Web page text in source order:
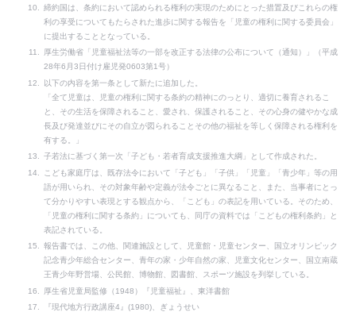
締約国は、条約において認められる権利の実現のためにとった措置及びこれらの権
利の享受についてもたらされた進歩に関する報告を「児童の権利に関する委員会」
に提出することとなっている。
厚生労働省「児童福祉法等の一部を改正する法律の公布について（通知）」（平成
28年6月3日付け雇児発0603第1号）
以下の内容を第一条として新たに追加した。
「全て児童は、児童の権利に関する条約の精神にのっとり、適切に養育されるこ
と、その生活を保障されること、愛され、保護されること、その心身の健やかな成
長及び発達並びにその自立が図られることその他の福祉を等しく保障される権利を
有する。」
子若法に基づく第一次「子ども・若者育成支援推進大綱」として作成された。
こども家庭庁は、既存法令において「子ども」「子供」「児童」「青少年」等の用
語が用いられ、その対象年齢や定義が法令ごとに異なること、また、当事者にとっ
て分かりやすい表現とする観点から、「こども」の表記を用いている。そのため、
「児童の権利に関する条約」についても、同庁の資料では「こどもの権利条約」と
表記されている。
報告書では、この他、関連施設として、児童館・児童センター、国立オリンピック
記念青少年総合センター、青年の家・少年自然の家、児童文化センター、国立南蔵
王青少年野営場、公民館、博物館、図書館、スポーツ施設を列挙している。
厚生省児童局監修（1948）『児童福祉』、東洋書館
『現代地方行政講座4』(1980)、ぎょうせい